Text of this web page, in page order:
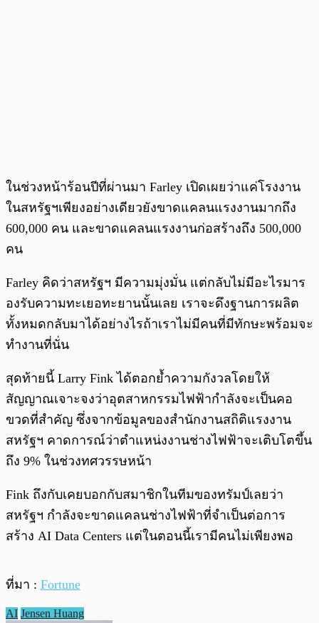
ในช่วงหน้าร้อนปีที่ผ่านมา Farley เปิดเผยว่าแค่โรงงาน
ในสหรัฐฯเพียงอย่างเดียวยังขาดแคลนแรงงานมากถึง
600,000 คน และขาดแคลนแรงงานก่อสร้างถึง 500,000
คน
Farley คิดว่าสหรัฐฯ มีความมุ่งมั่น แต่กลับไม่มีอะไรมาร
องรับความทะเยอทะยานนั้นเลย เราจะดึงฐานการผลิต
ทั้งหมดกลับมาได้อย่างไรถ้าเราไม่มีคนที่มีทักษะพร้อมจะ
ทำงานที่นั่น
สุดท้ายนี้ Larry Fink ได้ตอกย้ำความกังวลโดยให้
สัญญาณเจาะจงว่าอุตสาหกรรมไฟฟ้ากำลังจะเป็นคอ
ขวดที่สำคัญ ซึ่งจากข้อมูลของสำนักงานสถิติแรงงาน
สหรัฐฯ คาดการณ์ว่าตำแหน่งงานช่างไฟฟ้าจะเติบโตขึ้น
ถึง 9% ในช่วงทศวรรษหน้า
Fink ถึงกับเคยบอกกับสมาชิกในทีมของทรัมป์เลยว่า
สหรัฐฯ กำลังจะขาดแคลนช่างไฟฟ้าที่จำเป็นต่อการ
สร้าง AI Data Centers แต่ในตอนนี้เรามีคนไม่เพียงพอ
ที่มา : Fortune
AI Jensen Huang